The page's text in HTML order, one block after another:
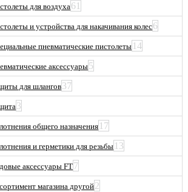
для воздуха61
и устройства для накачивания колес6
пневматические пистолеты 14
аксессуары5
для шлангов37
3
общего назначения 17
и герметики для резьбы 13
аксессуары FT7
магазина другой2